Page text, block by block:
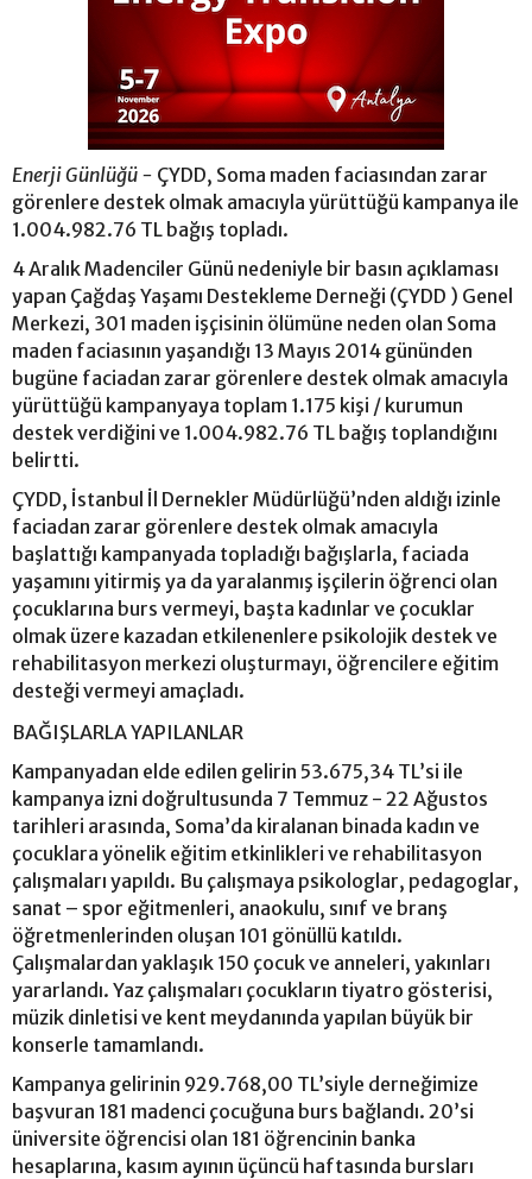
Enerji Günlüğü - ÇYDD, Soma maden faciasından zarar
görenlere destek olmak amacıyla yürüttüğü kampanya ile
1.004.982.76 TL bağış topladı.
4 Aralık Madenciler Günü nedeniyle bir basın açıklaması
yapan Çağdaş Yaşamı Destekleme Derneği (ÇYDD ) Genel
Merkezi, 301 maden işçisinin ölümüne neden olan Soma
maden faciasının yaşandığı 13 Mayıs 2014 gününden
bugüne faciadan zarar görenlere destek olmak amacıyla
yürüttüğü kampanyaya toplam 1.175 kişi / kurumun
destek verdiğini ve 1.004.982.76 TL bağış toplandığını
belirtti.
ÇYDD, İstanbul İl Dernekler Müdürlüğü’nden aldığı izinle
faciadan zarar görenlere destek olmak amacıyla
başlattığı kampanyada topladığı bağışlarla, faciada
yaşamını yitirmiş ya da yaralanmış işçilerin öğrenci olan
çocuklarına burs vermeyi, başta kadınlar ve çocuklar
olmak üzere kazadan etkilenenlere psikolojik destek ve
rehabilitasyon merkezi oluşturmayı, öğrencilere eğitim
desteği vermeyi amaçladı.
BAĞIŞLARLA YAPILANLAR
Kampanyadan elde edilen gelirin 53.675,34 TL’si ile
kampanya izni doğrultusunda 7 Temmuz - 22 Ağustos
tarihleri arasında, Soma’da kiralanan binada kadın ve
çocuklara yönelik eğitim etkinlikleri ve rehabilitasyon
çalışmaları yapıldı. Bu çalışmaya psikologlar, pedagoglar,
sanat – spor eğitmenleri, anaokulu, sınıf ve branş
öğretmenlerinden oluşan 101 gönüllü katıldı.
Çalışmalardan yaklaşık 150 çocuk ve anneleri, yakınları
yararlandı. Yaz çalışmaları çocukların tiyatro gösterisi,
müzik dinletisi ve kent meydanında yapılan büyük bir
konserle tamamlandı.
Kampanya gelirinin 929.768,00 TL’siyle derneğimize
başvuran 181 madenci çocuğuna burs bağlandı. 20’si
üniversite öğrencisi olan 181 öğrencinin banka
hesaplarına, kasım ayının üçüncü haftasında bursları